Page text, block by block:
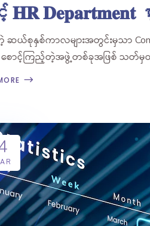
𝐃𝐞𝐩𝐚𝐫𝐭𝐦𝐞𝐧𝐭 မှ
ယ်စုနှစ်ကာလများအတွင်းမှသာ
ောင့်ကြည့်တဲ့အဖွဲ့တစ်ခုအဖြစ် သတ်မှတ်